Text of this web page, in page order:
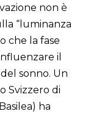
non è
“luminanza
che la fase
il
sonno. Un
Svizzero di
ha